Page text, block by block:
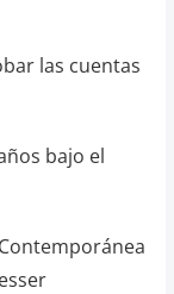
las cuentas
bajo el
Contemporánea